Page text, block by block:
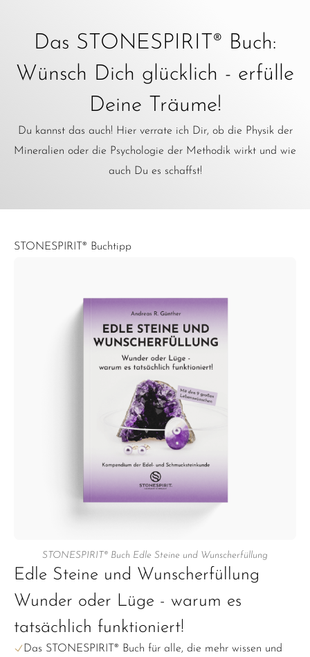
Das STONESPIRIT® Buch:
Wünsch Dich glücklich - erfülle
Deine Träume!
Du kannst das auch! Hier verrate ich Dir, ob die Physik der
Mineralien oder die Psychologie der Methodik wirkt und wie
auch Du es schaffst!
STONESPIRIT® Buchtipp
STONESPIRIT® Buch Edle Steine und Wunscherfüllung
Edle Steine und Wunscherfüllung
Wunder oder Lüge - warum es
tatsächlich funktioniert!
Das STONESPIRIT® Buch für alle, die mehr wissen und